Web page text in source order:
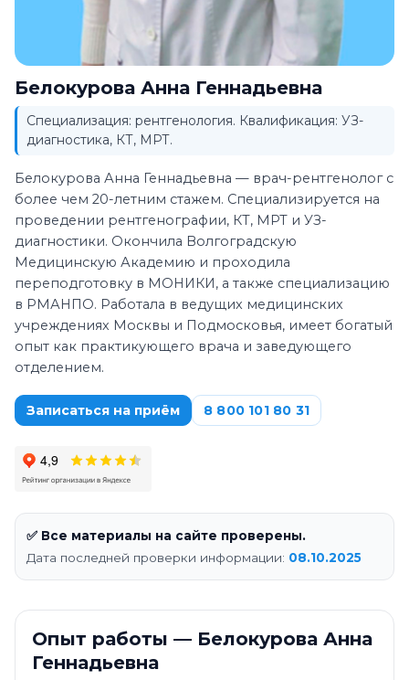
Белокурова Анна Геннадьевна
Специализация: рентгенология. Квалификация: УЗ-
диагностика, КТ, МРТ.
Белокурова Анна Геннадьевна — врач-рентгенолог с
более чем 20-летним стажем. Специализируется на
проведении рентгенографии, КТ, МРТ и УЗ-
диагностики. Окончила Волгоградскую
Медицинскую Академию и проходила
переподготовку в МОНИКИ, а также специализацию
в РМАНПО. Работала в ведущих медицинских
учреждениях Москвы и Подмосковья, имеет богатый
опыт как практикующего врача и заведующего
отделением.
Записаться на приём 8 800 101 80 31
✅ Все материалы на сайте проверены.
Дата последней проверки информации: 08.10.2025
Опыт работы — Белокурова Анна
Геннадьевна